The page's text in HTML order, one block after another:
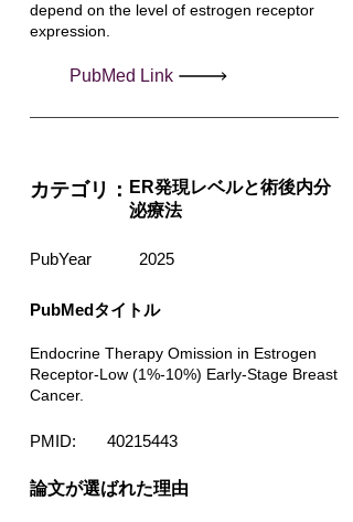
depend on the level of estrogen receptor
expression.
PubMed Link
カテゴリ： ER発現レベルと術後内分
泌療法
PubYear 2025
PubMedタイトル
Endocrine Therapy Omission in Estrogen
Receptor-Low (1%-10%) Early-Stage Breast
Cancer.
PMID: 40215443
​論文が選ばれた理由